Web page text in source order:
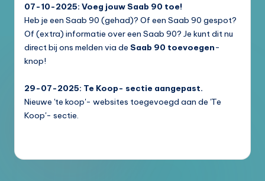
07-10-2025: Voeg jouw Saab 90 toe!
Heb je een Saab 90 (gehad)? Of een Saab 90 gespot?
Of (extra) informatie over een Saab 90? Je kunt dit nu
direct bij ons melden via de Saab 90 toevoegen-
knop!
29-07-2025: Te Koop- sectie aangepast.
Nieuwe 'te koop'- websites toegevoegd aan de 'Te
Koop'- sectie.